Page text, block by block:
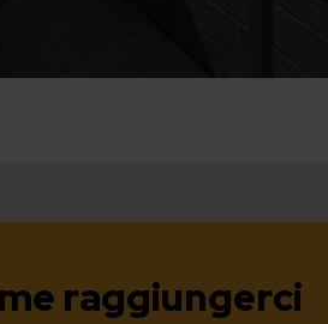
raggiungerci